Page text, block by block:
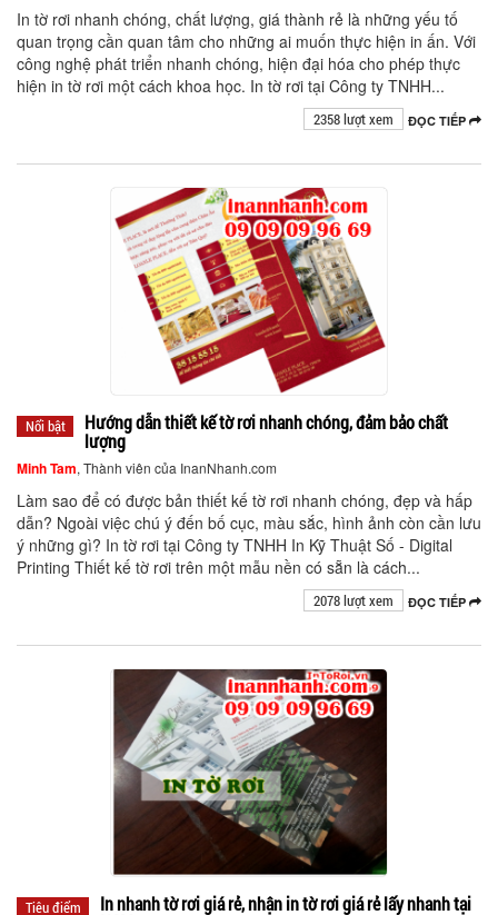
In tờ rơi nhanh chóng, chất lượng, giá thành rẻ là những yếu tố
quan trọng cần quan tâm cho những ai muốn thực hiện in ấn. Với
công nghệ phát triển nhanh chóng, hiện đại hóa cho phép thực
hiện in tờ rơi một cách khoa học. In tờ rơi tại Công ty TNHH...
ĐỌC TIẾP
2358 lượt xem
Nổi bật
Hướng dẫn thiết kế tờ rơi nhanh chóng, đảm bảo chất
lượng
Minh Tam, Thành viên của InanNhanh.com
Làm sao để có được bản thiết kế tờ rơi nhanh chóng, đẹp và hấp
dẫn? Ngoài việc chú ý đến bố cục, màu sắc, hình ảnh còn cần lưu
ý những gì? In tờ rơi tại Công ty TNHH In Kỹ Thuật Số - Digital
Printing Thiết kế tờ rơi trên một mẫu nền có sẵn là cách...
ĐỌC TIẾP
2078 lượt xem
Tiêu điểm
In nhanh tờ rơi giá rẻ, nhận in tờ rơi giá rẻ lấy nhanh tại